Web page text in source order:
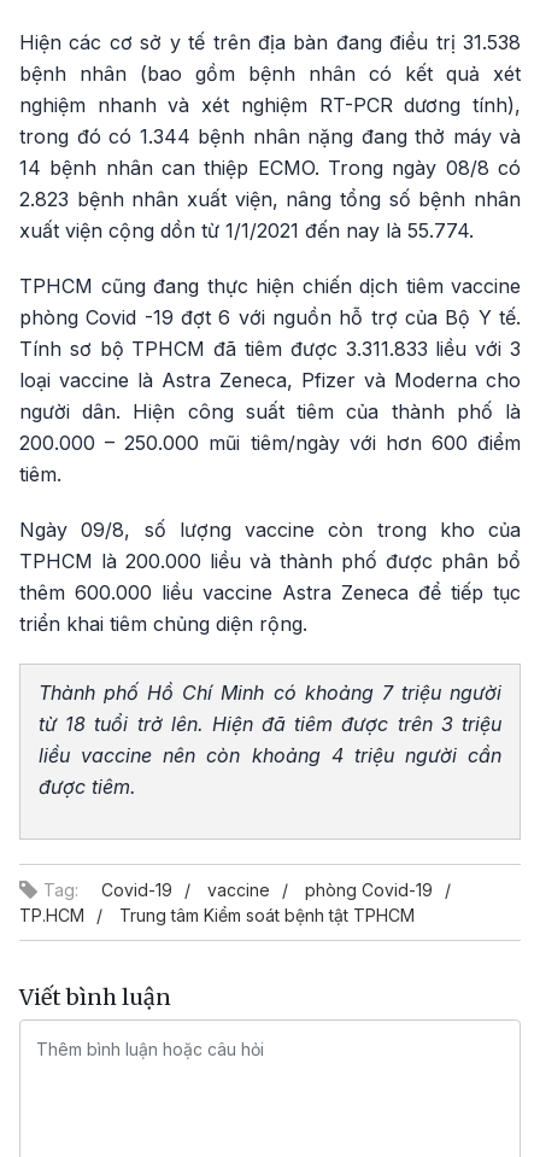
Hiện các cơ sở y tế trên địa bàn đang điều trị 31.538
bệnh nhân (bao gồm bệnh nhân có kết quả xét
nghiệm nhanh và xét nghiệm RT-PCR dương tính),
trong đó có 1.344 bệnh nhân nặng đang thở máy và
14 bệnh nhân can thiệp ECMO. Trong ngày 08/8 có
2.823 bệnh nhân xuất viện, nâng tổng số bệnh nhân
xuất viện cộng dồn từ 1/1/2021 đến nay là 55.774.
TPHCM cũng đang thực hiện chiến dịch tiêm vaccine
phòng Covid -19 đợt 6 với nguồn hỗ trợ của Bộ Y tế.
Tính sơ bộ TPHCM đã tiêm được 3.311.833 liều với 3
loại vaccine là Astra Zeneca, Pfizer và Moderna cho
người dân. Hiện công suất tiêm của thành phố là
200.000 – 250.000 mũi tiêm/ngày với hơn 600 điểm
tiêm.
Ngày 09/8, số lượng vaccine còn trong kho của
TPHCM là 200.000 liều và thành phố được phân bổ
thêm 600.000 liều vaccine Astra Zeneca để tiếp tục
triển khai tiêm chủng diện rộng.
Thành phố Hồ Chí Minh có khoảng 7 triệu người
từ 18 tuổi trở lên. Hiện đã tiêm được trên 3 triệu
liều vaccine nên còn khoảng 4 triệu người cần
được tiêm.
Tag: Covid-19 vaccine
phòng Covid-19
TP.HCM
Trung tâm Kiểm soát bệnh tật TPHCM
Viết bình luận